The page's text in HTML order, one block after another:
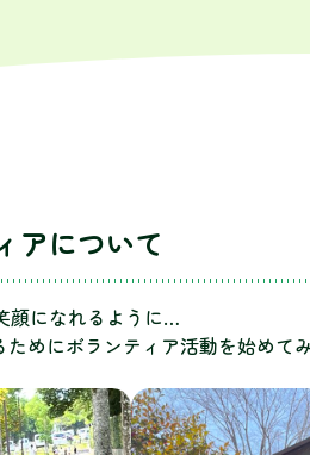
アについて
顔になれるように…
めにボランティア活動を始めて